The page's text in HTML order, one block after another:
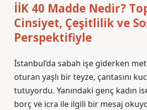
İİK 40 Madde Nedir?
Cinsiyet, Çeşitlilik ve
Perspektifiyle
İstanbul’da sabah işe giderken
oturan yaşlı bir teyze, çantasını
tutuyordu. Yanındaki genç kadın
borç ve icra ile ilgili bir mesaj